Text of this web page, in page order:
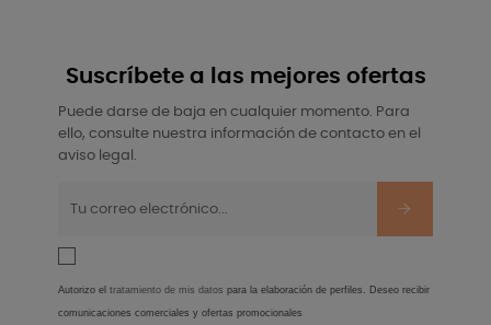
Suscríbete a las mejores ofertas
Puede darse de baja en cualquier momento. Para
ello, consulte nuestra información de contacto en el
aviso legal.
Autorizo el tratamiento de mis datos para la elaboración de perfiles. Deseo recibir
comunicaciones comerciales y ofertas promocionales